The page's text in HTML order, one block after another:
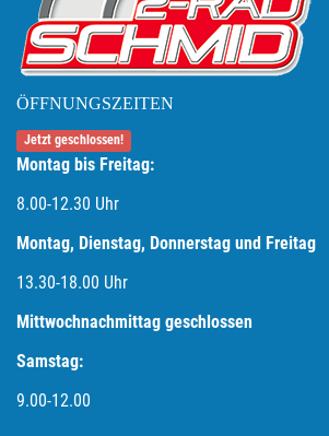
ÖFFNUNGSZEITEN
Jetzt geschlossen!
Montag bis Freitag:
8.00-12.30 Uhr
Montag, Dienstag, Donnerstag und Freitag
13.30-18.00 Uhr
Mittwochnachmittag geschlossen
Samstag:
9.00-12.00